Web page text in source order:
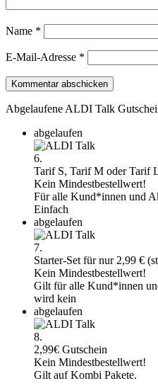
Name *
E-Mail-Adresse *
Abgelaufene ALDI Talk
abgelaufen
6.
Tarif S, Tarif M oder Tarif
Kein Mindestbestellwert!
Für alle Kund*innen und
Einfach
abgelaufen
7.
Starter-Set für nur 2,99 €
Kein Mindestbestellwert!
Gilt für alle Kund*innen
wird kein
abgelaufen
8.
2,99€ Gutschein
Kein Mindestbestellwert!
Gilt auf Kombi Pakete.